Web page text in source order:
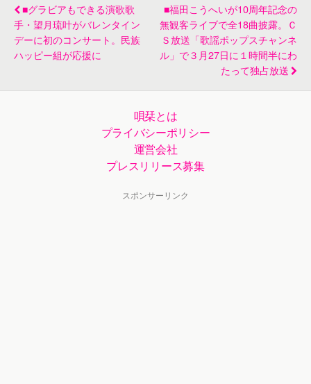
■グラビアもできる演歌歌
手・望月琉叶がバレンタイン
デーに初のコンサート。民族
ハッピー組が応援に
■福田こうへいが10周年記念の
無観客ライブで全18曲披露。Ｃ
Ｓ放送「歌謡ポップスチャンネ
ル」で３月27日に１時間半にわ
たって独占放送
唄栞とは
プライバシーポリシー
運営会社
プレスリリース募集
スポンサーリンク